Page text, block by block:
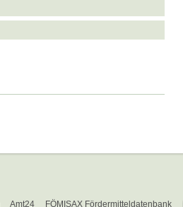
Amt24 FÖMISAX Fördermitteldatenbank